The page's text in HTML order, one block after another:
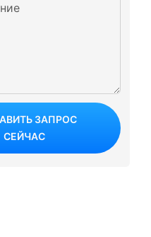
ЗАПРОС
СЕЙЧАС